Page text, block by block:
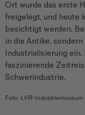
Ort wurde das erste
freigelegt, und heute
besichtigt werden.
in die Antike,
Industrialisierung
faszinierende
Schwerindustrie.
Foto: LVR-Industriemuseum